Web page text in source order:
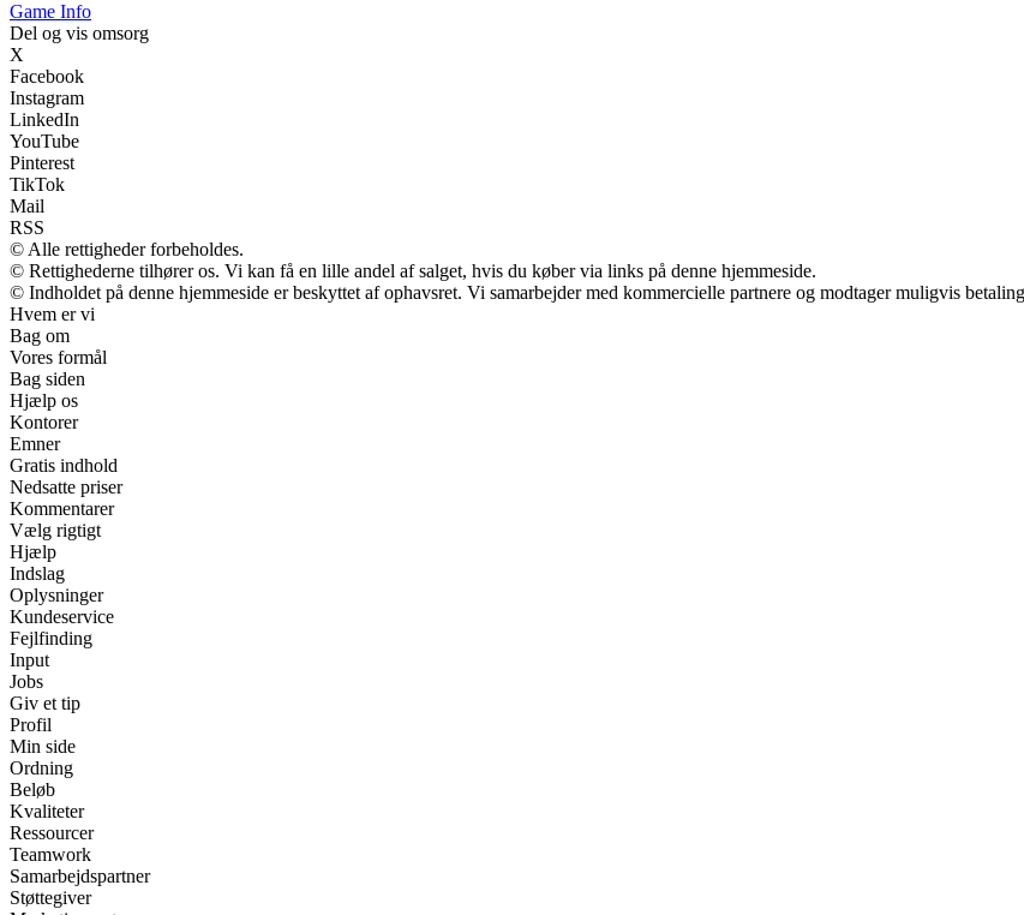
Game Info
Del og vis omsorg
X
Facebook
Instagram
LinkedIn
YouTube
Pinterest
TikTok
Mail
RSS
© Alle rettigheder forbeholdes.
© Rettighederne tilhører os. Vi kan få en lille andel af salget, hvis du køber via links på denne hjemmeside.
© Indholdet på denne hjemmeside er beskyttet af ophavsret. Vi samarbejder med kommercielle partnere og modtager muligvis
Hvem er vi
Bag om
Vores formål
Bag siden
Hjælp os
Kontorer
Emner
Gratis indhold
Nedsatte priser
Kommentarer
Vælg rigtigt
Hjælp
Indslag
Oplysninger
Kundeservice
Fejlfinding
Input
Jobs
Giv et tip
Profil
Min side
Ordning
Beløb
Kvaliteter
Ressourcer
Teamwork
Samarbejdspartner
Støttegiver